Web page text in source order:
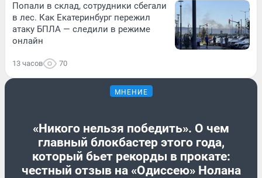
Попали в склад, сотрудники сбегали
в лес. Как Екатеринбург пережил
атаку БПЛА — следили в режиме
онлайн
13 часов 70
МНЕНИЕ
«Никого нельзя победить». О чем
главный блокбастер этого года,
который бьет рекорды в прокате:
честный отзыв на «Одиссею» Нолана